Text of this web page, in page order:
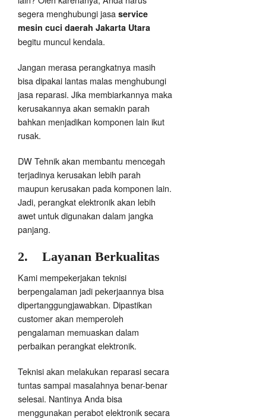
segera menghubungi jasa service
mesin cuci daerah Jakarta Utara
begitu muncul kendala.
Jangan merasa perangkatnya masih
bisa dipakai lantas malas menghubungi
jasa reparasi. Jika membiarkannya maka
kerusakannya akan semakin parah
bahkan menjadikan komponen lain ikut
rusak.
DW Tehnik akan membantu mencegah
terjadinya kerusakan lebih parah
maupun kerusakan pada komponen lain.
Jadi, perangkat elektronik akan lebih
awet untuk digunakan dalam jangka
panjang.
2. Layanan Berkualitas
Kami mempekerjakan teknisi
berpengalaman jadi pekerjaannya bisa
dipertanggungjawabkan. Dipastikan
customer akan memperoleh
pengalaman memuaskan dalam
perbaikan perangkat elektronik.
Teknisi akan melakukan reparasi secara
tuntas sampai masalahnya benar-benar
selesai. Nantinya Anda bisa
menggunakan perabot elektronik secara